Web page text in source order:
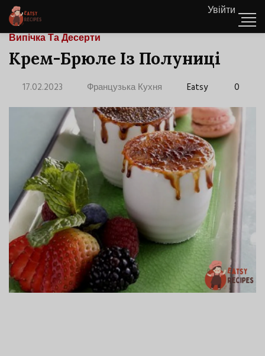
Увійти
Випічка Та Десерти
Крем-Брюле Із Полуниці
17.02.2023 Французька Кухня Eatsy 0